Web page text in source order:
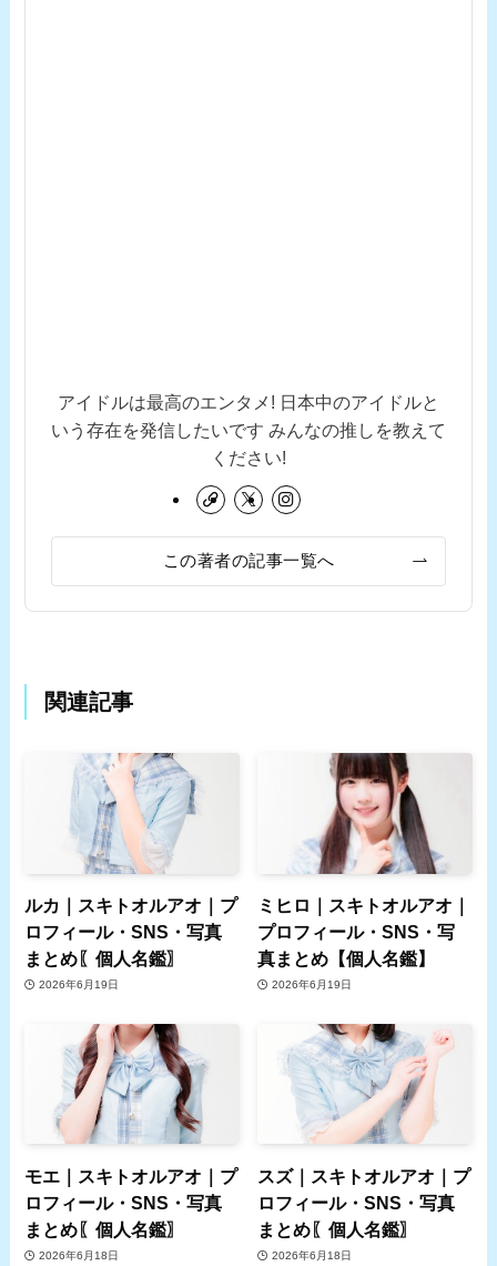
アイドルは最高のエンタメ! 日本中のアイドルと
いう存在を発信したいです みんなの推しを教えて
ください!
この著者の記事一覧へ
関連記事
ルカ｜スキトオルアオ｜プ
ロフィール・SNS・写真
まとめ〖個人名鑑〗
2026年6月19日
ミヒロ｜スキトオルアオ｜
プロフィール・SNS・写
真まとめ【個人名鑑】
2026年6月19日
モエ｜スキトオルアオ｜プ
ロフィール・SNS・写真
まとめ〖個人名鑑〗
2026年6月18日
スズ｜スキトオルアオ｜プ
ロフィール・SNS・写真
まとめ〖個人名鑑〗
2026年6月18日